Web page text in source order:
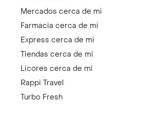
Mercados cerca de mi
Farmacia cerca de mi
Express cerca de mi
Tiendas cerca de mi
Licores cerca de mi
Rappi Travel
Turbo Fresh